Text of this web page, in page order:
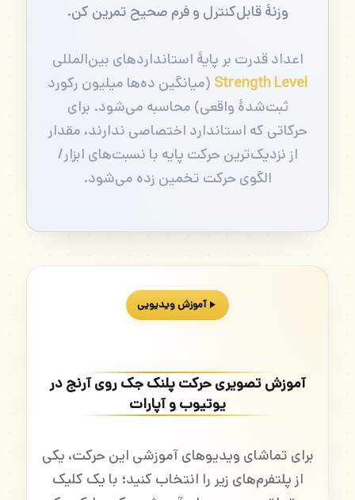
وزنهٔ قابل‌کنترل و فرم صحیح تمرین کن.
اعداد قدرت بر پایهٔ استانداردهای بین‌المللی
Strength Level (میانگین ده‌ها میلیون رکورد
ثبت‌شدهٔ واقعی) محاسبه می‌شود. برای
حرکاتی که استاندارد اختصاصی ندارند، مقدار
از نزدیک‌ترین حرکت پایه با نسبت‌های ابزار/
الگوی حرکت تخمین زده می‌شود.
آموزش ویدیویی
آموزش تصویری حرکت پلنک جک روی آرنج در
یوتیوب و آپارات
برای تماشای ویدیوهای آموزشی این حرکت، یکی
از پلتفرم‌های زیر را انتخاب کنید؛ با یک کلیک